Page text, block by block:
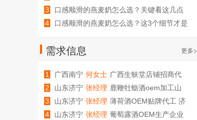
知道怎么选了
3
口感顺滑的燕麦奶怎么选？关键看这几点
4
口感顺滑的燕麦奶怎么选？这3个细节才是
需求信息 更多>
1 广西南宁 何女士 广西生蚨堂店铺招商代
理加盟
2 山东济宁 张经理 鹿鞭牡蛎酒oem加工山
东庆葆堂
3 山东济宁 张经理 薄荷酒OEM贴牌代工 济
宁庆葆堂生物
4 山东济宁 张经理 葡萄露酒OEM生产企业